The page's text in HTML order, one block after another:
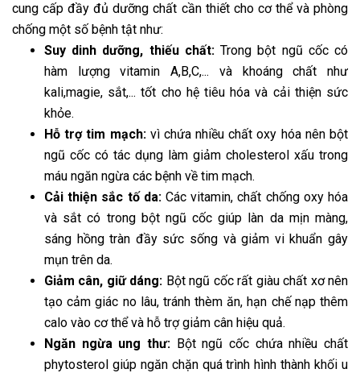
cung cấp đầy đủ dưỡng chất cần thiết cho cơ thể và phòng
chống một số bệnh tật như:
Suy dinh dưỡng, thiếu chất:Trong bột ngũ cốc có
hàm lượng vitamin A,B,C,... và khoáng chất như
kali,magie, sắt,... tốt cho hệ tiêu hóa và cải thiện sức
khỏe.
Hỗ trợ tim mạch:vì chứa nhiều chất oxy hóa nên bột
ngũ cốc có tác dụng làm giảm cholesterol xấu trong
máu ngăn ngừa các bệnh về tim mạch.
Cải thiện sắc tố da:Các vitamin, chất chống oxy hóa
và sắt có trong bột ngũ cốc giúp làn da mịn màng,
sáng hồng tràn đầy sức sống và giảm vi khuẩn gây
mụn trên da.
Giảm cân, giữ dáng: Bột ngũ cốc rất giàu chất xơ nên
tạo cảm giác no lâu, tránh thèm ăn, hạn chế nạp thêm
calo vào cơ thể và hỗ trợ giảm cân hiệu quả.
Ngăn ngừa ung thư: Bột ngũ cốc chứa nhiều chất
phytosterol giúp ngăn chặn quá trình hình thành khối u